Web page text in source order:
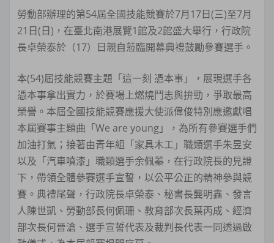
勞動部辦理的第54屆全國技能競賽於7月17日(三)至7月
21日(日)，在臺北南港展覽1館及2館盛大舉行，行政院
長卓榮泰於（17）日親自蒞臨開幕典禮鼓勵參賽選手。
本(54)屆技能競賽主題「這一刻 憑本事」，展現選手各
憑本事拿出實力，於賽場上燃燒鬥志與拚勁，爭取最高
榮譽。本屆全國技能競賽應援大使派偉俊特別應邀獻唱
本屆賽事主題曲「We are young」，為所有參賽選手們
加油打氣；接著由青年組「家具木工」職類選手朱昱安
以及「汽車噴漆」職類選手余佩蓁，在行政院長的見證
下，帶領全體參賽選手宣誓，以公平公正的精神參與競
賽。典禮尾聲，行政院長卓榮泰、秘書長龔明鑫、發言
人陳世凱、勞動部長何佩珊、教育部次長葉丙成、經濟
部次長何晉滄、選手宣誓代表及裁判長代表一同透過啟